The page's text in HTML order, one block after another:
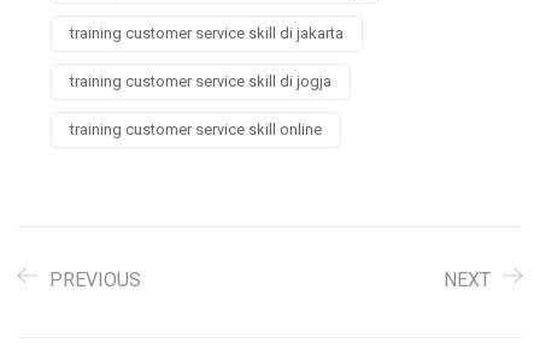
training customer service skill di jakarta
training customer service skill di jogja
training customer service skill online
PREVIOUS NEXT